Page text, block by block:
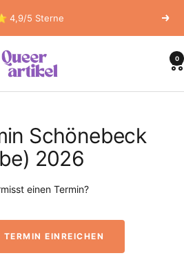
4,9/5 Sterne
0
Schönebeck
2026
einen Termin?
EINREICHEN